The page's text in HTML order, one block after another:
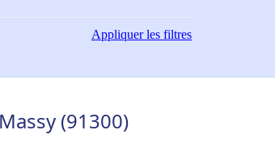
Appliquerles filtres
(91300)